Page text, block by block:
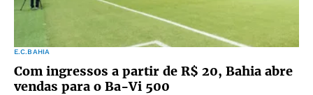
E.C.BAHIA
Com ingressos a partir de R$ 20, Bahia abre
vendas para o Ba-Vi 500